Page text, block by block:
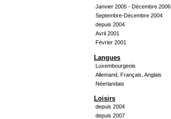
Janvier 2005 - Décembre 2006
Septembre-Décembre 2004
depuis 2004
Avril 2001
Février 2001
Langues
Luxembourgeois
Allemand, Français, Anglais
Néerlandais
Loisirs
depuis 2004
depuis 2007